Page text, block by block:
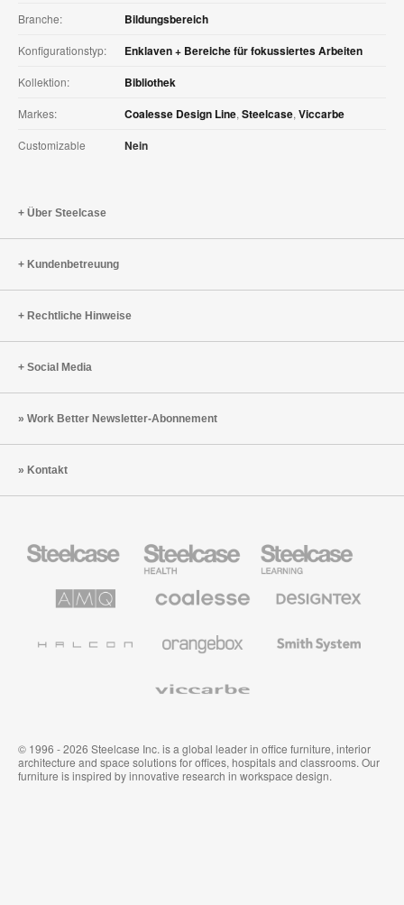
Branche: Bildungsbereich
Konfigurationstyp: Enklaven + Bereiche für fokussiertes Arbeiten
Kollektion: Bibliothek
Markes: Coalesse Design Line, Steelcase, Viccarbe
Customizable Nein
Über Steelcase
Kundenbetreuung
Rechtliche Hinweise
Social Media
Work Better Newsletter-Abonnement
Kontakt
Büromöbel
Health
Education
Möbel
Solutions
Büromöbel
Textilien
System
© 1996 - 2026 Steelcase Inc. is a global leader in office furniture, interior
architecture and space solutions for offices, hospitals and classrooms. Our
furniture is inspired by innovative research in workspace design.